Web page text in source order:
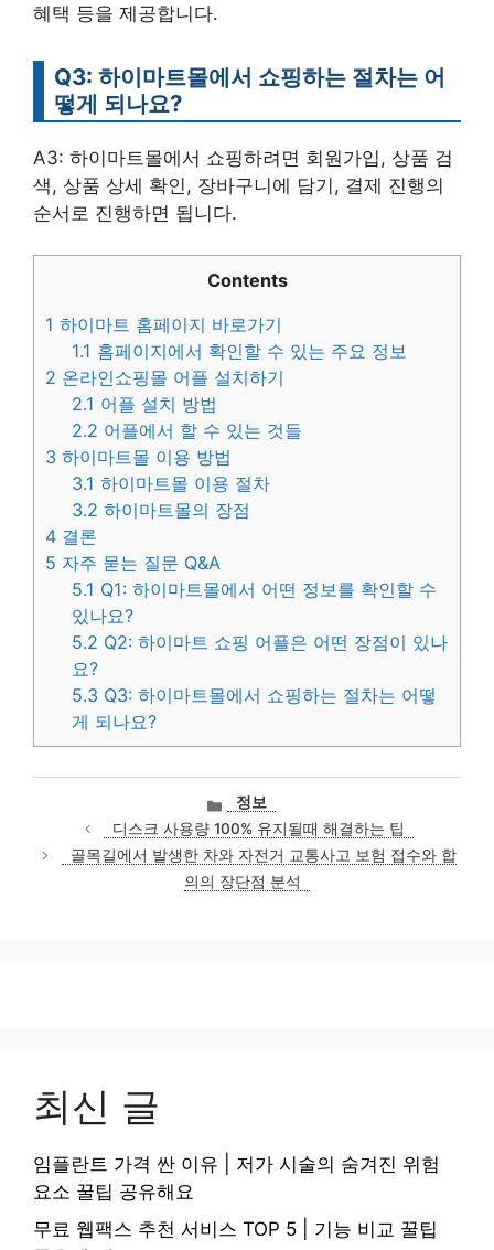
혜택 등을 제공합니다.
Q3: 하이마트몰에서 쇼핑하는 절차는 어
떻게 되나요?
A3: 하이마트몰에서 쇼핑하려면 회원가입, 상품 검
색, 상품 상세 확인, 장바구니에 담기, 결제 진행의
순서로 진행하면 됩니다.
Contents
1 하이마트 홈페이지 바로가기
1.1 홈페이지에서 확인할 수 있는 주요 정보
2 온라인쇼핑몰 어플 설치하기
2.1 어플 설치 방법
2.2 어플에서 할 수 있는 것들
3 하이마트몰 이용 방법
3.1 하이마트몰 이용 절차
3.2 하이마트몰의 장점
4 결론
5 자주 묻는 질문 Q&A
5.1 Q1: 하이마트몰에서 어떤 정보를 확인할 수
있나요?
5.2 Q2: 하이마트 쇼핑 어플은 어떤 장점이 있나
요?
5.3 Q3: 하이마트몰에서 쇼핑하는 절차는 어떻
게 되나요?
카
테
고
리
정보
디스크 사용량 100% 유지될때 해결하는 팁
골목길에서 발생한 차와 자전거 교통사고 보험 접수와 합
의의 장단점 분석
최신 글
임플란트 가격 싼 이유 | 저가 시술의 숨겨진 위험
요소 꿀팁 공유해요
무료 웹팩스 추천 서비스 TOP 5 | 기능 비교 꿀팁